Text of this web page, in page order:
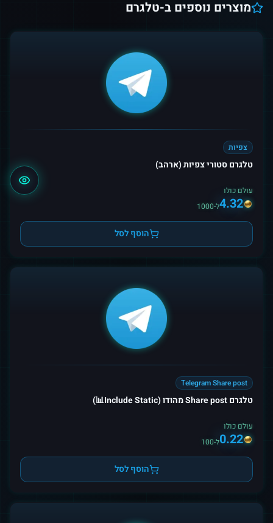
מוצרים נוספים ב-טלגרם
צפיות
טלגרם סטורי צפיות (ארהב)
עולם כולו
4.32ל-1000
הוסף לסל
Telegram Share post
טלגרם Share post מהודו (Include Static📊)
עולם כולו
0.22ל-100
הוסף לסל